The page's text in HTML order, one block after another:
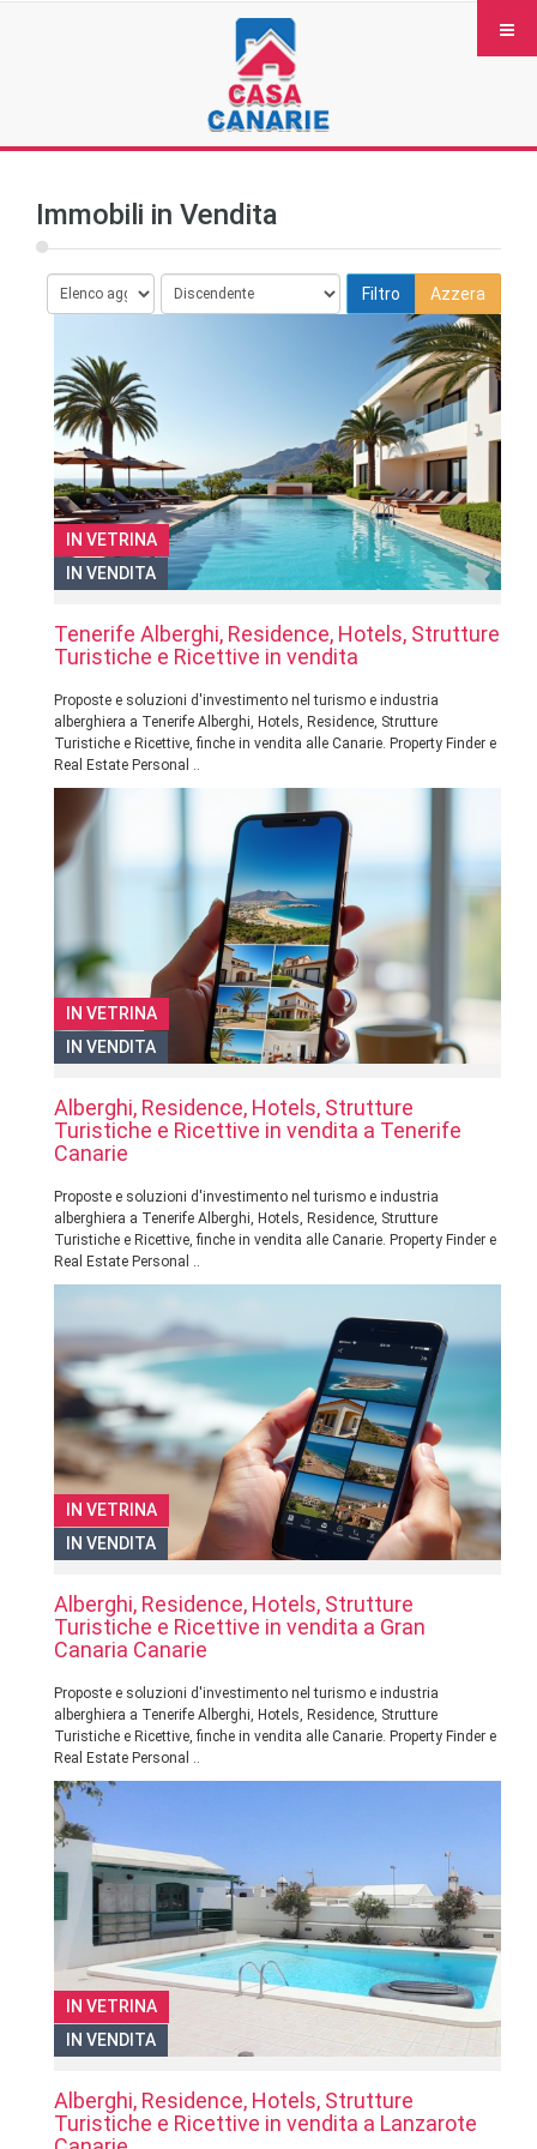
Immobili in Vendita
IN VETRINA
IN VENDITA
Tenerife Alberghi, Residence, Hotels, Strutture
Turistiche e Ricettive in vendita
Proposte e soluzioni d'investimento nel turismo e industria
alberghiera a Tenerife Alberghi, Hotels, Residence, Strutture
Turistiche e Ricettive, finche in vendita alle Canarie. Property Finder e
Real Estate Personal ..
IN VETRINA
IN VENDITA
Alberghi, Residence, Hotels, Strutture
Turistiche e Ricettive in vendita a Tenerife
Canarie
Proposte e soluzioni d'investimento nel turismo e industria
alberghiera a Tenerife Alberghi, Hotels, Residence, Strutture
Turistiche e Ricettive, finche in vendita alle Canarie. Property Finder e
Real Estate Personal ..
IN VETRINA
IN VENDITA
Alberghi, Residence, Hotels, Strutture
Turistiche e Ricettive in vendita a Gran
Canaria Canarie
Proposte e soluzioni d'investimento nel turismo e industria
alberghiera a Tenerife Alberghi, Hotels, Residence, Strutture
Turistiche e Ricettive, finche in vendita alle Canarie. Property Finder e
Real Estate Personal ..
IN VETRINA
IN VENDITA
Alberghi, Residence, Hotels, Strutture
Turistiche e Ricettive in vendita a Lanzarote